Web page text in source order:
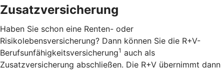
Zusatzversicherung
Haben Sie schon eine Renten- oder
Risikolebensversicherung? Dann können Sie die R+V-
Berufsunfähigkeitsversicherung1 auch als
Zusatzversicherung abschließen. Die R+V übernimmt dann